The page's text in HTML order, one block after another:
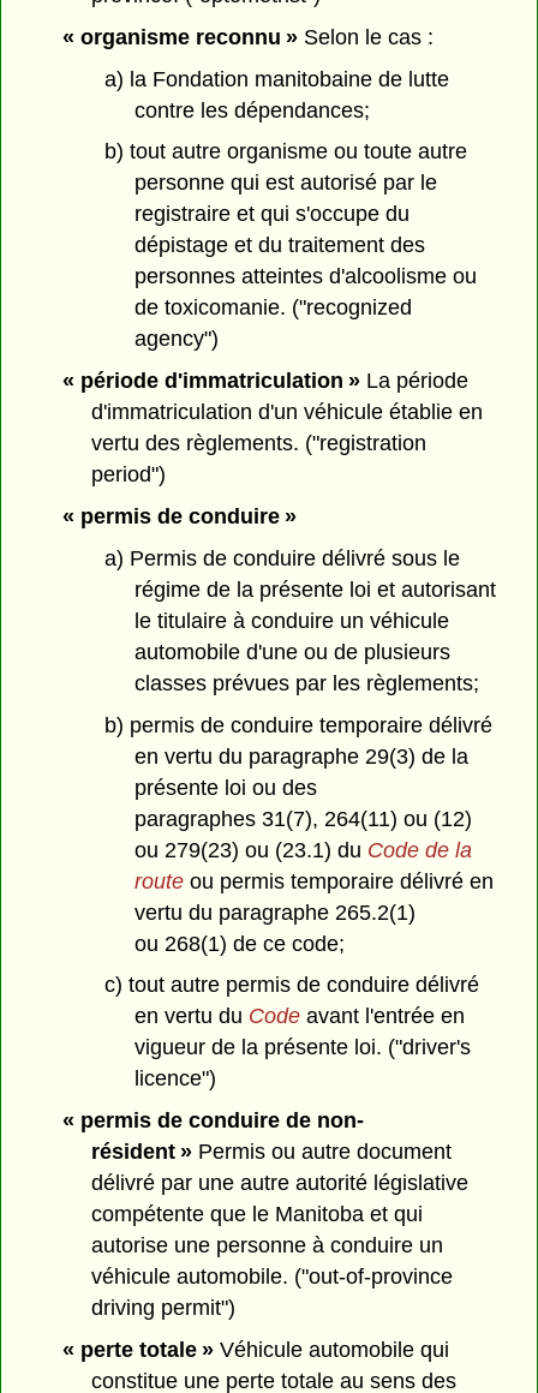
« organisme reconnu »Selon le cas :
a) la Fondation manitobaine de lutte
contre les dépendances;
b) tout autre organisme ou toute autre
personne qui est autorisé par le
registraire et qui s'occupe du
dépistage et du traitement des
personnes atteintes d'alcoolisme ou
de toxicomanie. ("recognized
agency")
« période d'immatriculation »La période
d'immatriculation d'un véhicule établie en
vertu des règlements. ("registration
period")
« permis de conduire »
a) Permis de conduire délivré sous le
régime de la présente loi et autorisant
le titulaire à conduire un véhicule
automobile d'une ou de plusieurs
classes prévues par les règlements;
b) permis de conduire temporaire délivré
en vertu du paragraphe 29(3) de la
présente loi ou des
paragraphes 31(7), 264(11) ou (12)
ou 279(23) ou (23.1) du Code de la
routeou permis temporaire délivré en
vertu du paragraphe 265.2(1)
ou 268(1) de ce code;
c) tout autre permis de conduire délivré
en vertu du Codeavant l'entrée en
vigueur de la présente loi. ("driver's
licence")
« permis de conduire de non-
résident » Permis ou autre document
délivré par une autre autorité législative
compétente que le Manitoba et qui
autorise une personne à conduire un
véhicule automobile. ("out-of-province
driving permit")
« perte totale »Véhicule automobile qui
constitue une perte totale au sens des